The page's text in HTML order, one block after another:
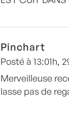
Pinchart
Posté à 13:01h,
Merveilleuse
lasse pas de